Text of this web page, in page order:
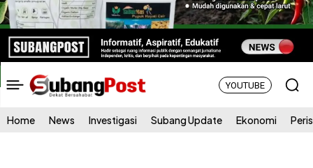
YOUTUBE
Home News Investigasi Subang Update Ekonomi